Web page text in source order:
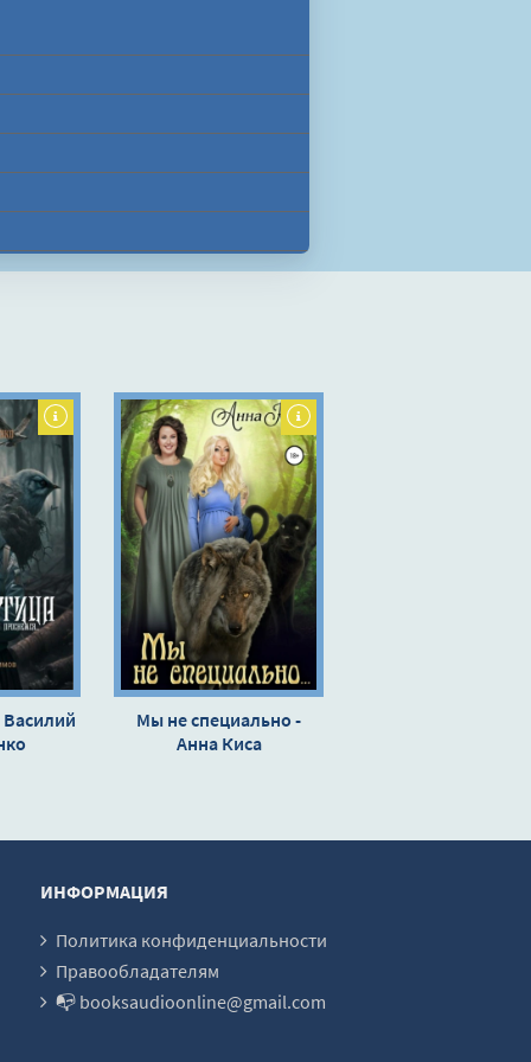
Василий
Мы не специально -
Анна Киса
ИНФОРМАЦИЯ
Политика конфиденциальности
Правообладателям
📭 booksaudioonline@gmail.com